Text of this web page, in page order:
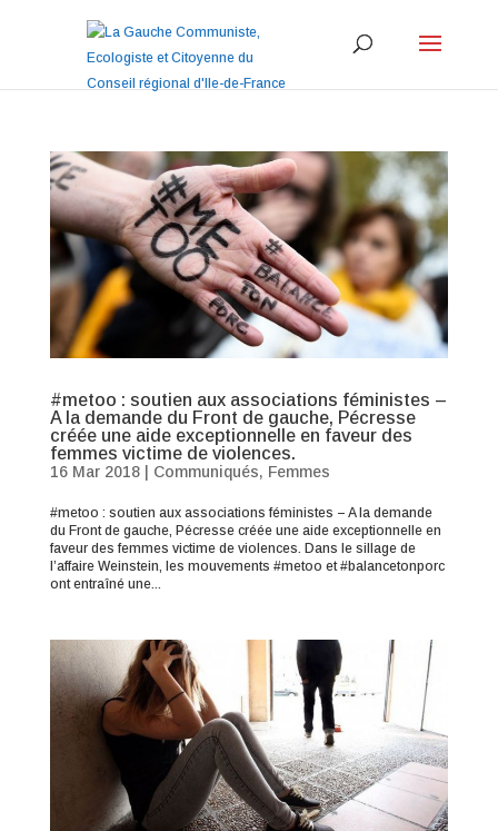
#metoo : soutien aux associations féministes –
A la demande du Front de gauche, Pécresse
créée une aide exceptionnelle en faveur des
femmes victime de violences.
16 Mar 2018| Communiqués, Femmes
#metoo : soutien aux associations féministes – A la demande
du Front de gauche, Pécresse créée une aide exceptionnelle en
faveur des femmes victime de violences. Dans le sillage de
l’affaire Weinstein, les mouvements #metoo et #balancetonporc
ont entraîné une...